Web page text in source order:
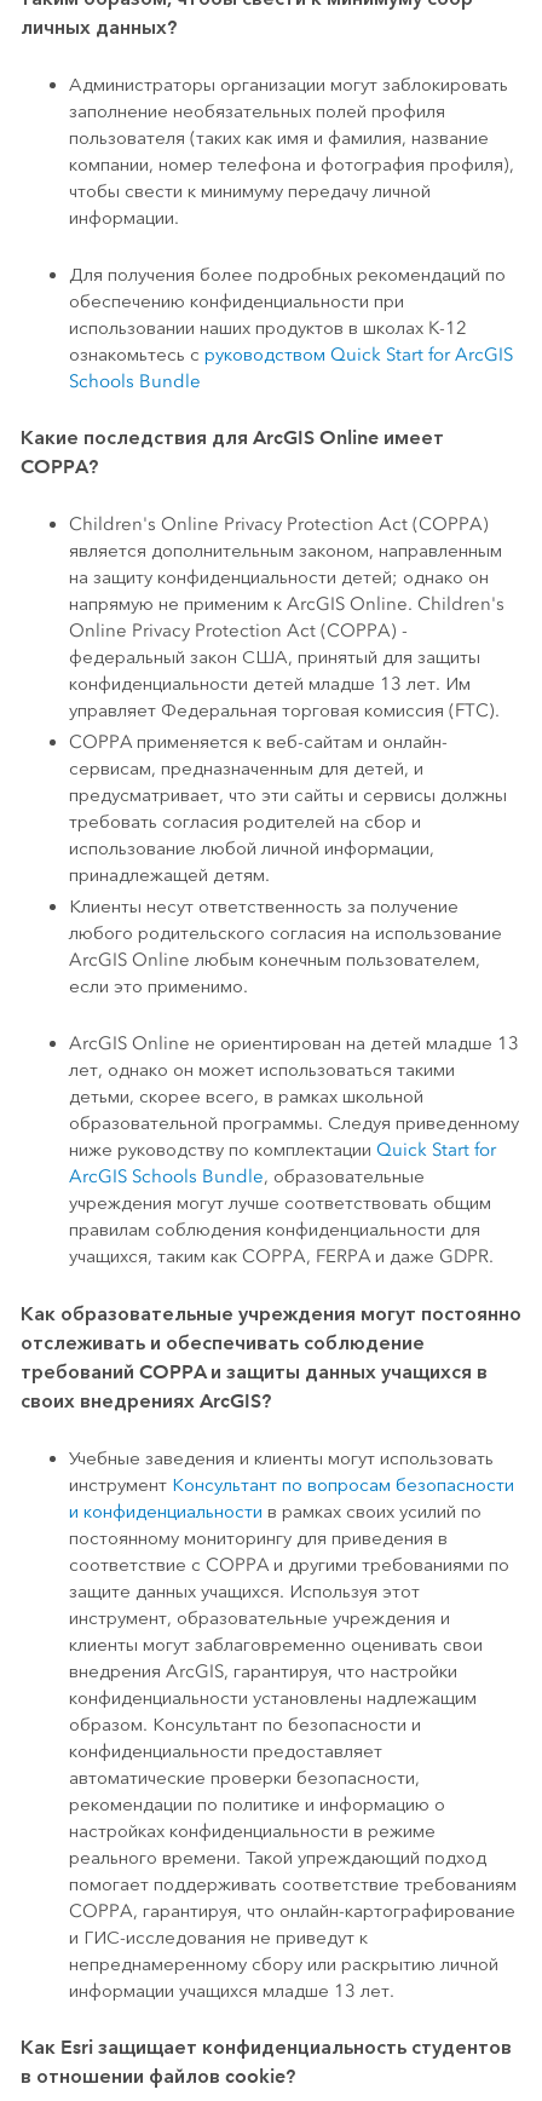
личных данных?
Администраторы организации могут заблокировать
заполнение необязательных полей профиля
пользователя (таких как имя и фамилия, название
компании, номер телефона и фотография профиля),
чтобы свести к минимуму передачу личной
информации.
Для получения более подробных рекомендаций по
обеспечению конфиденциальности при
использовании наших продуктов в школах K-12
ознакомьтесь с руководством Quick Start for ArcGIS
Schools Bundle
Какие последствия для ArcGIS Online имеет
COPPA?
Children's Online Privacy Protection Act (COPPA)
является дополнительным законом, направленным
на защиту конфиденциальности детей; однако он
напрямую не применим к ArcGIS Online. Children's
Online Privacy Protection Act (COPPA) -
федеральный закон США, принятый для защиты
конфиденциальности детей младше 13 лет. Им
управляет Федеральная торговая комиссия (FTC).
COPPA применяется к веб-сайтам и онлайн-
сервисам, предназначенным для детей, и
предусматривает, что эти сайты и сервисы должны
требовать согласия родителей на сбор и
использование любой личной информации,
принадлежащей детям.
Клиенты несут ответственность за получение
любого родительского согласия на использование
ArcGIS Online любым конечным пользователем,
если это применимо.
ArcGIS Online не ориентирован на детей младше 13
лет, однако он может использоваться такими
детьми, скорее всего, в рамках школьной
образовательной программы. Следуя приведенному
ниже руководству по комплектации Quick Start for
ArcGIS Schools Bundle, образовательные
учреждения могут лучше соответствовать общим
правилам соблюдения конфиденциальности для
учащихся, таким как COPPA, FERPA и даже GDPR.
Как образовательные учреждения могут постоянно
отслеживать и обеспечивать соблюдение
требований COPPA и защиты данных учащихся в
своих внедрениях ArcGIS?
Учебные заведения и клиенты могут использовать
инструмент Консультант по вопросам безопасности
и конфиденциальности в рамках своих усилий по
постоянному мониторингу для приведения в
соответствие с COPPA и другими требованиями по
защите данных учащихся. Используя этот
инструмент, образовательные учреждения и
клиенты могут заблаговременно оценивать свои
внедрения ArcGIS, гарантируя, что настройки
конфиденциальности установлены надлежащим
образом. Консультант по безопасности и
конфиденциальности предоставляет
автоматические проверки безопасности,
рекомендации по политике и информацию о
настройках конфиденциальности в режиме
реального времени. Такой упреждающий подход
помогает поддерживать соответствие требованиям
COPPA, гарантируя, что онлайн-картографирование
и ГИС-исследования не приведут к
непреднамеренному сбору или раскрытию личной
информации учащихся младше 13 лет.
Как Esri защищает конфиденциальность студентов
в отношении файлов cookie?